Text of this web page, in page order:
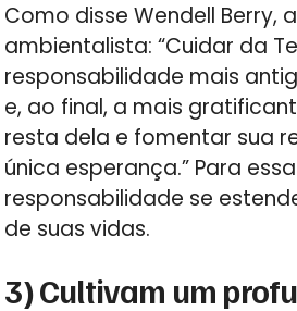
Como disse Wendell Berry,
ambientalista: “Cuidar da
responsabilidade mais
e, ao final, a mais
resta dela e fomentar sua
única esperança.” Para
responsabilidade se
de suas vidas.
3) Cultivam um